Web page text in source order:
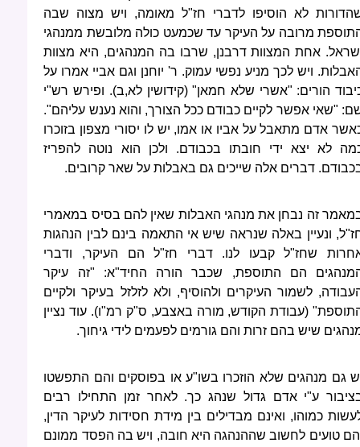
לא הוסיפו לדברי חז"ל מאומה, ויש מצוה שבה
מרובה על העיקר עד שכמעט כולה מלובשת ממנהגי
אחת המצוות דרבנן, שרבו בה המנהגים, היא מצוות
ויש לכך מניע נפשי עמוק. ר' יוחנן וגם אביי אמרו על
הורים: "אשרי שלא חמאן" (קידושין לא,ב). ופירש רש"י
"שאי אפשר לקיים כבודם ככל הצורך, והוא נענש עליהם".
אדם מתאבל על אביו או אמו, יש לו יסורי מצפון בזוכרו
לא יצא ידי חובתו בכבודם. ולכן הוא נוטה להפריז
דברים אלה שייכים גם באבלות על שאר קרובים.
זה נבחן את מנהגי האבלות שאין להם בסיס במאמרי
ונעיין באלה שנראה שיש אי התאמה בינם לבין הנהגות
שחז"ל קבעו לנו. דברי חז"ל הם העיקר, ודברי
הם התוספת, שכבר הורה החיד"א: "זה עיקר
לשמור העיקרים ולהוסיף, ולא לזלזל בעיקר ולקיים
(עבודת הקודש, מורה באצבע, ס"ק רמ"ו). עוד נציין
שיש בהם זרות והם גורמים לפעמים לידי גיחוך.
גם מנהגים שלא הוזכרו בשו"ע או בפוסקים והם התפשטו
ע"י אדם גדול שנהג כך. לאחר זמן התחילו רבים
כמוהו, ואינם מבדילים בין מידת חסידות לעיקר הדין,
טועים לחשוב שההנהגה היא חובה, ויש בה הפסד ממונם